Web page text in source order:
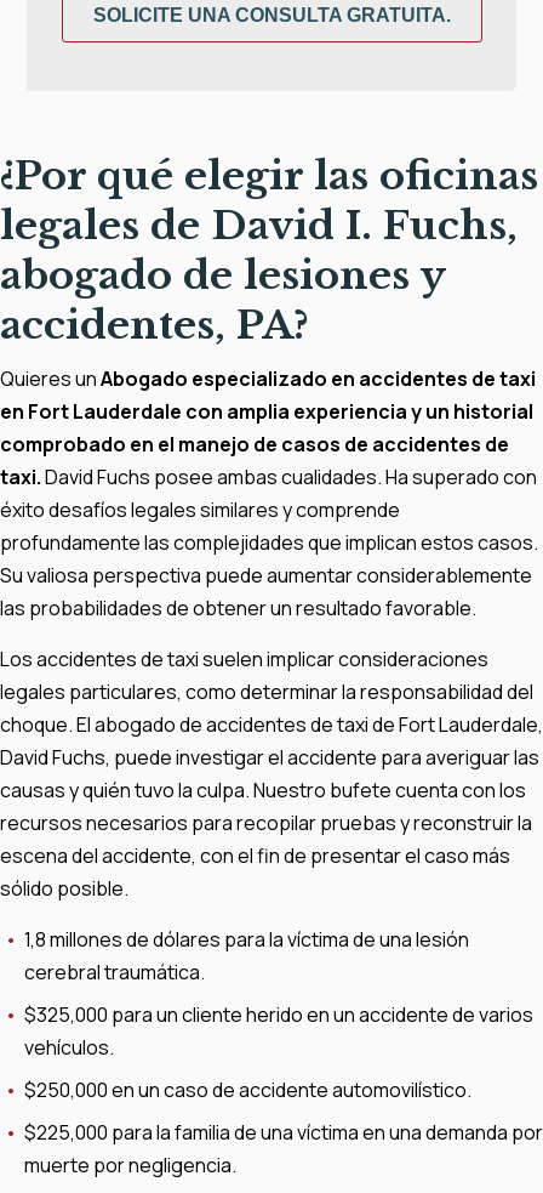
SOLICITE UNA CONSULTA GRATUITA.
¿Por qué elegir las oficinas
legales de David I. Fuchs,
abogado de lesiones y
accidentes, PA?
Quieres unAbogado especializado en accidentes de taxi
en Fort Lauderdale con amplia experiencia y un historial
comprobado en el manejo de casos de accidentes de
taxi.David Fuchs posee ambas cualidades. Ha superado con
éxito desafíos legales similares y comprende
profundamente las complejidades que implican estos casos.
Su valiosa perspectiva puede aumentar considerablemente
las probabilidades de obtener un resultado favorable.
Los accidentes de taxi suelen implicar consideraciones
legales particulares, como determinar la responsabilidad del
choque. El abogado de accidentes de taxi de Fort Lauderdale,
David Fuchs, puede investigar el accidente para averiguar las
causas y quién tuvo la culpa. Nuestro bufete cuenta con los
recursos necesarios para recopilar pruebas y reconstruir la
escena del accidente, con el fin de presentar el caso más
sólido posible.
1,8 millones de dólares para la víctima de una lesión
cerebral traumática.
$325,000 para un cliente herido en un accidente de varios
vehículos.
$250,000 en un caso de accidente automovilístico.
$225,000 para la familia de una víctima en una demanda por
muerte por negligencia.